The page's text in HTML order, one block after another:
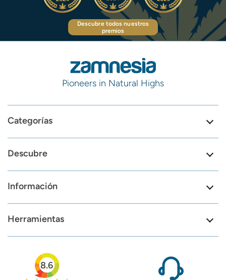
Descubre todos nuestros
premios
Pioneers in Natural Highs
Categorías
Descubre
Información
Herramientas
8.6